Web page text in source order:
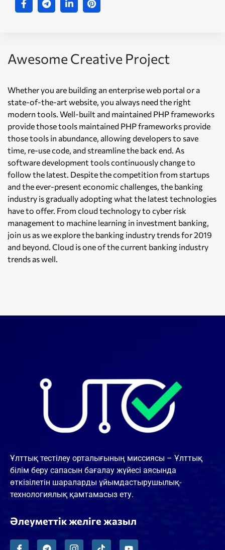
Awesome Creative Project
Whether you are building an enterprise web portal or a
state-of-the-art website, you always need the right
modern tools. Well-built and maintained PHP frameworks
provide those tools maintained PHP frameworks provide
those tools in abundance, allowing developers to save
time, re-use code, and streamline the back end. As
software development tools continuously change to
follow the latest. Despite the competition from startups
and the ever-present economic challenges, the banking
industry is gradually adopting what the latest technologies
have to offer. From cloud technology to cyber risk
management to machine learning in investment banking,
join us as we explore the banking industry trends for 2019
and beyond. Cloud is one of the current banking industry
trends as well.
Ұлттық тестілеу орталығының миссиясы – Ұлттық
білім беру сапасын бағалау жүйесі аясында
өткізілетін шараларды ұйымдастырушылық-
технологиялық қамтамасыз ету.
Әлеуметтік желіге жазыл